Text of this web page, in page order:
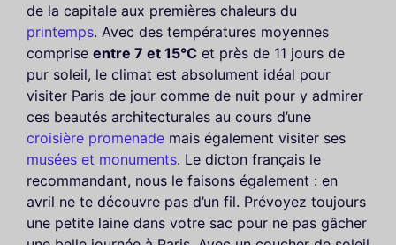
de la capitale aux premières chaleurs du
printemps. Avec des températures moyennes
comprise entre 7 et 15°C et près de 11 jours de
pur soleil, le climat est absolument idéal pour
visiter Paris de jour comme de nuit pour y admirer
ces beautés architecturales au cours d’une
croisière promenade mais également visiter ses
musées et monuments. Le dicton français le
recommandant, nous le faisons également : en
avril ne te découvre pas d’un fil. Prévoyez toujours
une petite laine dans votre sac pour ne pas gâcher